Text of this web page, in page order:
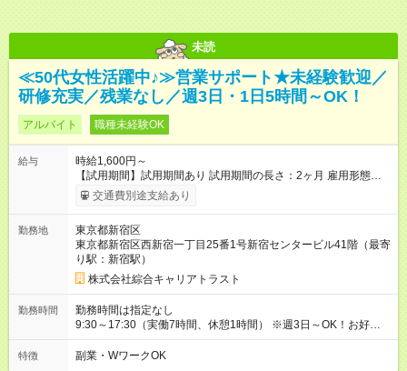
未読
≪50代女性活躍中♪≫営業サポート★未経験歓迎／
研修充実／残業なし／週3日・1日5時間～OK！
アルバイト 職種未経験OK
給与
時給1,600円～
【試用期間】試用期間あり 試用期間の長さ：2ヶ月 雇用形態、
給与は本採用時と同じです。
交通費別途支給あり
勤務地
東京都新宿区
東京都新宿区西新宿一丁目25番1号新宿センタービル41階（最寄
り駅：新宿駅）
株式会社綜合キャリアトラスト
勤務時間
勤務時間は指定なし
9:30～17:30（実働7時間、休憩1時間） ※週3日～OK！お好きな
曜日を選択いただけます。 ※残業はありません。 ★選べる時間
帯★ 上記以外でも1日5h以上で選べます！ お子さんのお迎えに
特徴 副業・WワークOK